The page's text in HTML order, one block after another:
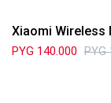
Xiaomi Wireless
PYG 140.000 PYG